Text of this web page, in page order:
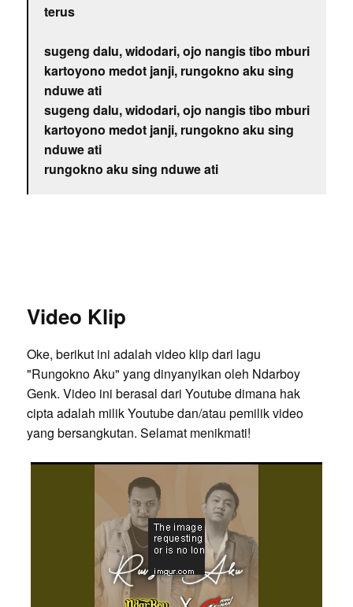
terus
sugeng dalu, widodari, ojo nangis tibo mburi
kartoyono medot janji, rungokno aku sing
nduwe ati
sugeng dalu, widodari, ojo nangis tibo mburi
kartoyono medot janji, rungokno aku sing
nduwe ati
rungokno aku sing nduwe ati
Video Klip
Oke, berikut ini adalah video klip dari lagu
"Rungokno Aku" yang dinyanyikan oleh Ndarboy
Genk. Video ini berasal dari Youtube dimana hak
cipta adalah milik Youtube dan/atau pemilik video
yang bersangkutan. Selamat menikmati!